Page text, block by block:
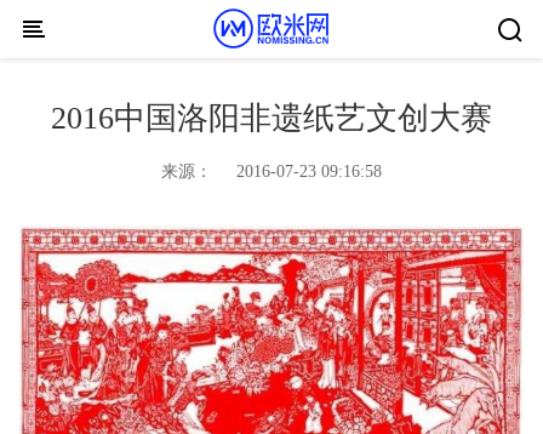
Skip to content
2016中国洛阳非遗纸艺文创大赛
来源： 2016-07-23 09:16:58